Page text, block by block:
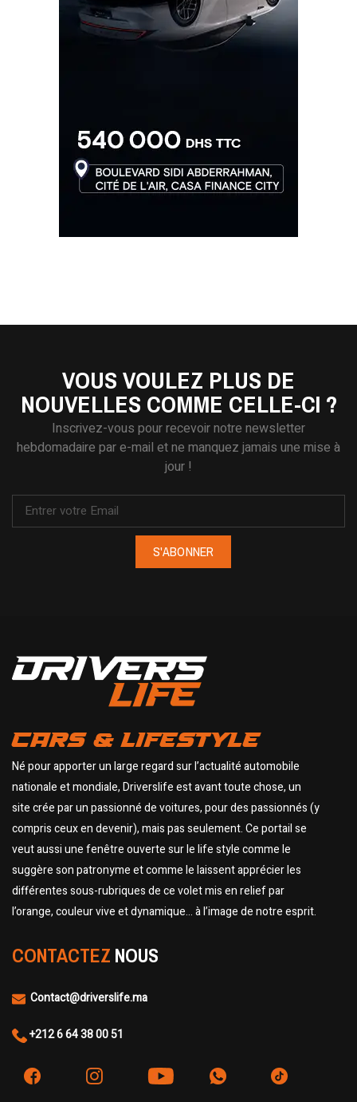
VOUS VOULEZ PLUS DE
NOUVELLES COMME CELLE-CI ?
Inscrivez-vous pour recevoir notre newsletter
hebdomadaire par e-mail et ne manquez jamais une mise à
jour !
S'ABONNER
CARS & LIFESTYLE
Né pour apporter un large regard sur l’actualité automobile
nationale et mondiale, Driverslife est avant toute chose, un
site crée par un passionné de voitures, pour des passionnés (y
compris ceux en devenir), mais pas seulement. Ce portail se
veut aussi une fenêtre ouverte sur le life style comme le
suggère son patronyme et comme le laissent apprécier les
différentes sous-rubriques de ce volet mis en relief par
l’orange, couleur vive et dynamique… à l’image de notre esprit.
CONTACTEZ NOUS
Contact@driverslife.ma
+212 6 64 38 00 51